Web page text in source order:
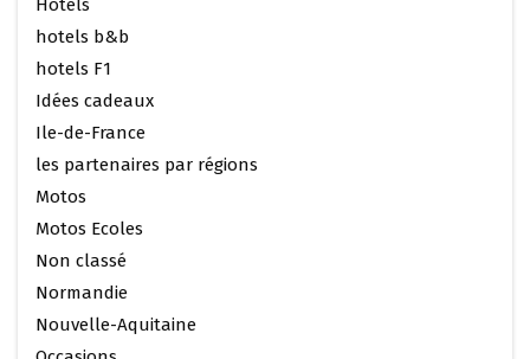
Hotels
hotels b&b
hotels F1
Idées cadeaux
Ile-de-France
les partenaires par régions
Motos
Motos Ecoles
Non classé
Normandie
Nouvelle-Aquitaine